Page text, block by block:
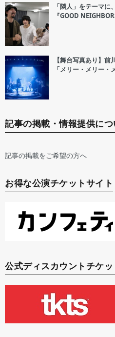
「隣人」をテーマ
『GOOD
【舞台写真あり】
「メリー・メリー・
記事の掲載・情報提供につ
記事の掲載をご希望の方へ
お得な公演チケットサイト
公式ディスカウントチケ